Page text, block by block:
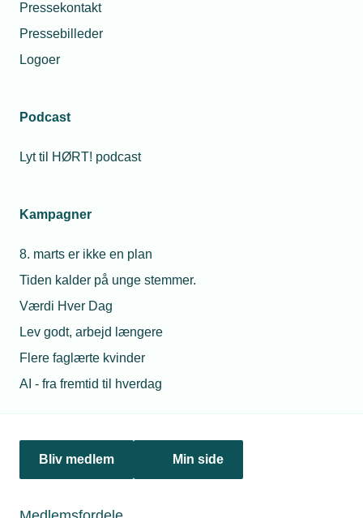
Pressekontakt
Pressebilleder
Logoer
Podcast
Lyt til HØRT! podcast
Kampagner
8. marts er ikke en plan
Tiden kalder på unge stemmer.
Værdi Hver Dag
Lev godt, arbejd længere
Flere faglærte kvinder
AI - fra fremtid til hverdag
Bliv medlem Min side
Politik & analyse
jura@tekniq.dk
tekniq@tekniq.dk